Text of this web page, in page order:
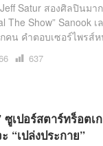
Satur สองศิลปินม
The Show” Sanook
กคน คำตอบเซอร์ไพร
เปิด
637
ซูเปอร์สตาร์ทร็อต
“เปล่งประกาย”